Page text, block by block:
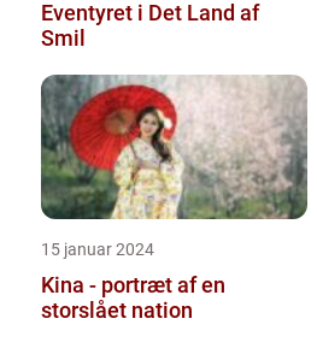
Eventyret i Det Land af
Smil
15 januar 2024
Kina - portræt af en
storslået nation